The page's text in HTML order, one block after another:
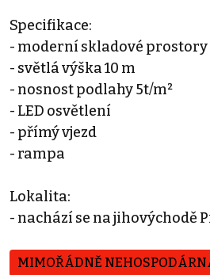
Specifikace:
- moderní skladové prostory
- světlá výška 10 m
- nosnost podlahy 5t/m²
- LED osvětlení
- přímý vjezd
- rampa
Lokalita:
- nachází se na jihovýchodě
MIMOŘÁDNĚ